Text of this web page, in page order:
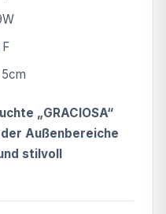
„GRACIOSA“
Außenbereiche
stilvoll